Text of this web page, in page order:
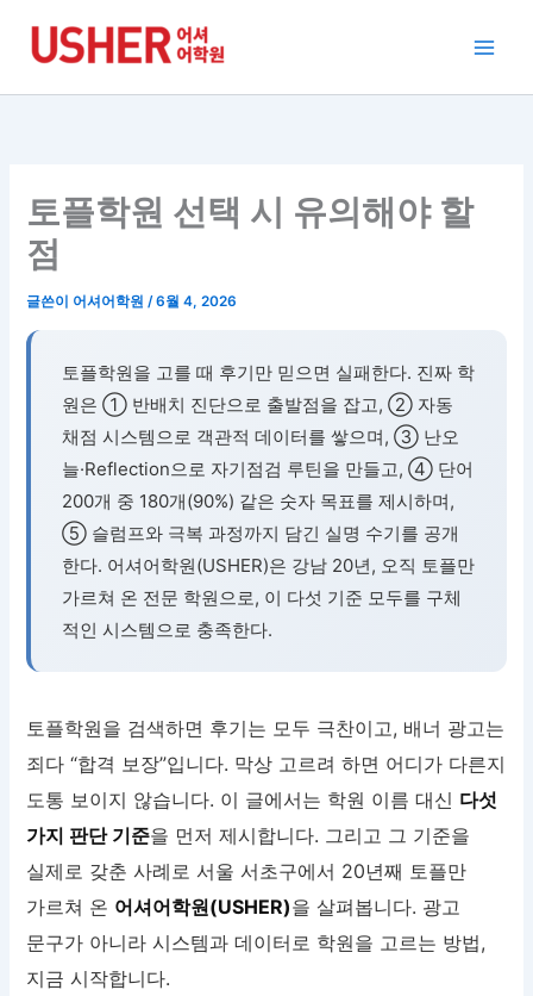
로
토플학원 선택 시 유의해야 할
점
글쓴이 어셔어학원/6월 4, 2026
토플학원을 고를 때 후기만 믿으면 실패한다. 진짜 학
원은 ① 반배치 진단으로 출발점을 잡고, ② 자동
채점 시스템으로 객관적 데이터를 쌓으며, ③ 난오
늘·Reflection으로 자기점검 루틴을 만들고, ④ 단어
200개 중 180개(90%) 같은 숫자 목표를 제시하며,
⑤ 슬럼프와 극복 과정까지 담긴 실명 수기를 공개
한다. 어셔어학원(USHER)은 강남 20년, 오직 토플만
가르쳐 온 전문 학원으로, 이 다섯 기준 모두를 구체
적인 시스템으로 충족한다.
토플학원을 검색하면 후기는 모두 극찬이고, 배너 광고는
죄다 “합격 보장”입니다. 막상 고르려 하면 어디가 다른지
도통 보이지 않습니다. 이 글에서는 학원 이름 대신 다섯
가지 판단 기준을 먼저 제시합니다. 그리고 그 기준을
실제로 갖춘 사례로 서울 서초구에서 20년째 토플만
가르쳐 온 어셔어학원(USHER)을 살펴봅니다. 광고
문구가 아니라 시스템과 데이터로 학원을 고르는 방법,
지금 시작합니다.